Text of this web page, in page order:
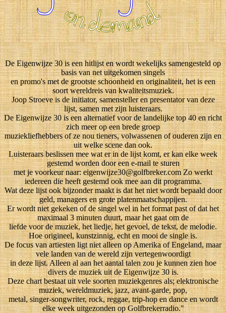
De Eigenwijze 30 is een hitlijst en wordt wekelijks samengesteld op
basis van net uitgekomen singels
en promo's met de grootste schoonheid en originaliteit, het is een
soort wereldreis van kwaliteitsmuziek.
Joop Stroeve is de initiator, samensteller en presentator van deze
lijst, samen met zijn luisteraars.
De Eigenwijze 30 is een alternatief voor de landelijke top 40 en richt
zich meer op een brede groep
muziekliefhebbers of ze nou tieners, volwassenen of ouderen zijn en
uit welke scene dan ook.
Luisteraars beslissen mee wat er in de lijst komt, er kan elke week
gestemd worden door een e-mail te sturen
met je voorkeur naar: eigenwijze30@golfbreker.com Zo werkt
iedereen die heeft gestemd ook mee aan dit programma.
Wat deze lijst ook bijzonder maakt is dat het niet wordt bepaald door
geld, managers en grote platenmaatschappijen.
Er wordt niet gekeken of de singel wel in het format past of dat het
maximaal 3 minuten duurt, maar het gaat om de
liefde voor de muziek, het liedje, het gevoel, de tekst, de melodie.
Hoe origineel, kunstzinnig, echt en mooi de single is.
De focus van artiesten ligt niet alleen op Amerika of Engeland, maar
vele landen van de wereld zijn vertegenwoordigt
in deze lijst. Alleen al aan het aantal talen zou je kunnen zien hoe
divers de muziek uit de Eigenwijze 30 is.
Deze chart bestaat uit vele soorten muziekgenres als; elektronische
muziek, wereldmuziek, jazz, avant-garde, pop,
metal, singer-songwriter, rock, reggae, trip-hop en dance en wordt
elke week uitgezonden op Golfbrekerradio."